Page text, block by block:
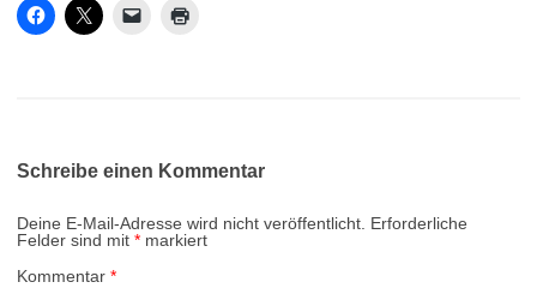
Schreibe einen Kommentar
Deine E-Mail-Adresse wird nicht veröffentlicht. Erforderliche
Felder sind mit * markiert
Kommentar *